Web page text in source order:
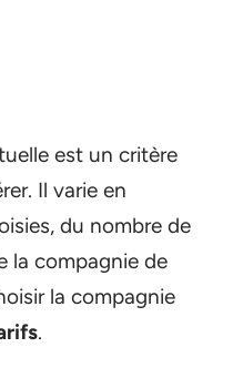
est un critère
Il varie en
du nombre de
la compagnie de
la compagnie
.